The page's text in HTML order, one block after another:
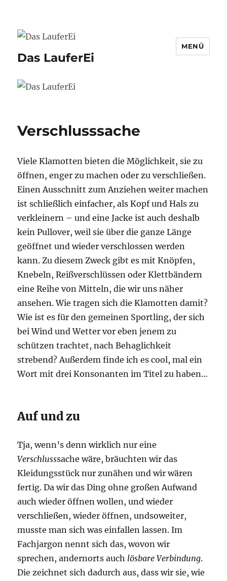
Das LauferEi
MENÜ
Verschlusssache
Viele Klamotten bieten die Möglichkeit, sie zu
öffnen, enger zu machen oder zu verschließen.
Einen Ausschnitt zum Anziehen weiter machen
ist schließlich einfacher, als Kopf und Hals zu
verkleinern – und eine Jacke ist auch deshalb
kein Pullover, weil sie über die ganze Länge
geöffnet und wieder verschlossen werden
kann. Zu diesem Zweck gibt es mit Knöpfen,
Knebeln, Reißverschlüssen oder Klettbändern
eine Reihe von Mitteln, die wir uns näher
ansehen. Wie tragen sich die Klamotten damit?
Wie ist es für den gemeinen Sportling, der sich
bei Wind und Wetter vor eben jenem zu
schützen trachtet, nach Behaglichkeit
strebend? Außerdem finde ich es cool, mal ein
Wort mit drei Konsonanten im Titel zu haben…
Auf und zu
Tja, wenn’s denn wirklich nur eine
Verschlusssache wäre, bräuchten wir das
Kleidungsstück nur zunähen und wir wären
fertig. Da wir das Ding ohne großen Aufwand
auch wieder öffnen wollen, und wieder
verschließen, wieder öffnen, undsoweiter,
musste man sich was einfallen lassen. Im
Fachjargon nennt sich das, wovon wir
sprechen, andernorts auch lösbare Verbindung.
Die zeichnet sich dadurch aus, dass wir sie, wie